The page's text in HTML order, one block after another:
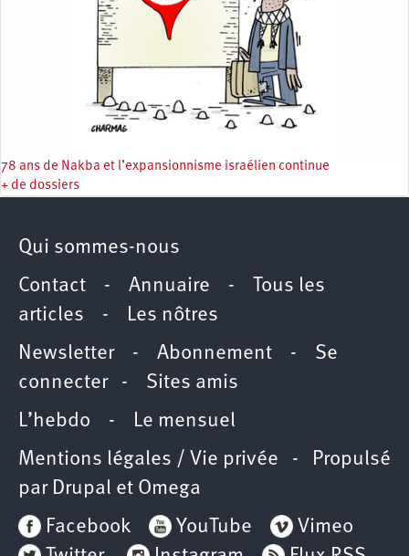
78 ans de Nakba et l’expansionnisme israélien continue
+ de dossiers
Qui sommes-nous
Contact - Annuaire -
Tous les
articles - Les nôtres
Newsletter- Abonnement - Se
connecter- Sites amis
L’hebdo - Le mensuel
Mentions légales / Vie privée - Propulsé
par Drupal et Omega
Facebook
YouTube
Vimeo